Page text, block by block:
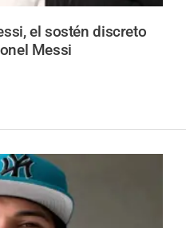
el sostén discreto
Messi